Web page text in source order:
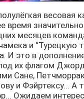
весовая
время
месяцев
и “Турецкую
И это в
их флагом
Сане,
и Фэйртексу... А
Ожидаем